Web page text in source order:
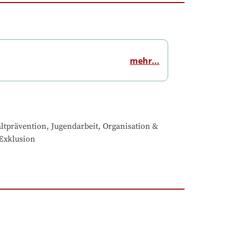
mehr...
Jugendarbeit, Organisation &